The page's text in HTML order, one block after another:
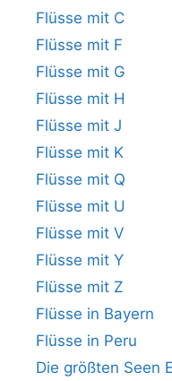
Flüsse mit C
Flüsse mit F
Flüsse mit G
Flüsse mit H
Flüsse mit J
Flüsse mit K
Flüsse mit Q
Flüsse mit U
Flüsse mit V
Flüsse mit Y
Flüsse mit Z
Flüsse in Bayern
Flüsse in Peru
Die größten Seen